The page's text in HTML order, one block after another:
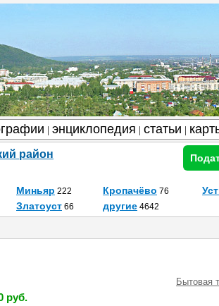
энциклопедия статьи
район
Миньяр 222 Кропачёво 76
Златоуст 66 другие 4642
Бытовая
руб.